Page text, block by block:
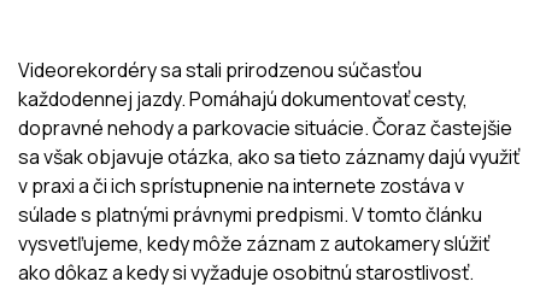
Videorekordéry sa stali prirodzenou súčasťou
každodennej jazdy. Pomáhajú dokumentovať cesty,
dopravné nehody a parkovacie situácie. Čoraz častejšie
sa však objavuje otázka, ako sa tieto záznamy dajú využiť
v praxi a či ich sprístupnenie na internete zostáva v
súlade s platnými právnymi predpismi. V tomto článku
vysvetľujeme, kedy môže záznam z autokamery slúžiť
ako dôkaz a kedy si vyžaduje osobitnú starostlivosť.